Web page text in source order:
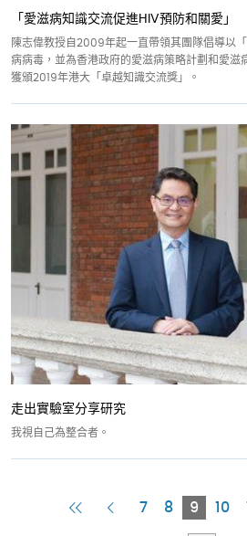
「愛滋病知識交流促進HIV預防和關愛」
陳志偉教授自2009年起一直帶領其團隊倡導以
病病毒，並為香港政府的愛滋病策略計劃和愛滋
獲頒2019年港大「卓越知識交流獎」。
走出實驗室分享研究
我視自己為整合者。
FirstPrevious
7 8 9 10